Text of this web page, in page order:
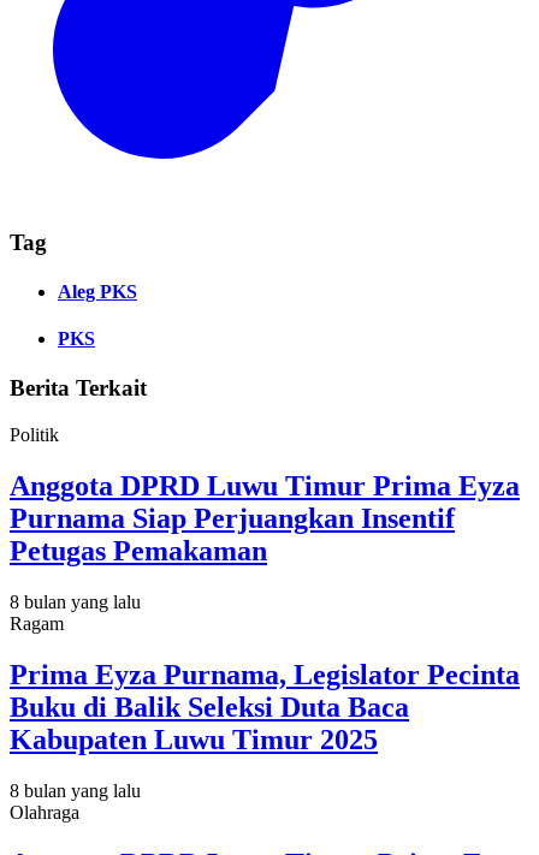
Tag
Aleg PKS
PKS
Berita Terkait
Politik
Anggota DPRD Luwu Timur Prima Eyza
Purnama Siap Perjuangkan Insentif
Petugas Pemakaman
8 bulan yang lalu
Ragam
Prima Eyza Purnama, Legislator Pecinta
Buku di Balik Seleksi Duta Baca
Kabupaten Luwu Timur 2025
8 bulan yang lalu
Olahraga